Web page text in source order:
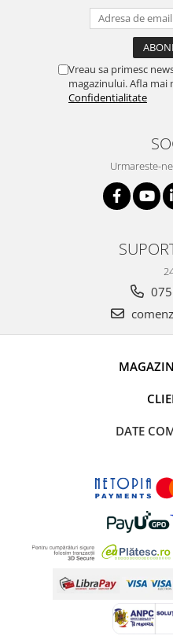
Vreau sa primesc
magazinului. Afla mai
Confidentialitate
Urmareste-
DATE